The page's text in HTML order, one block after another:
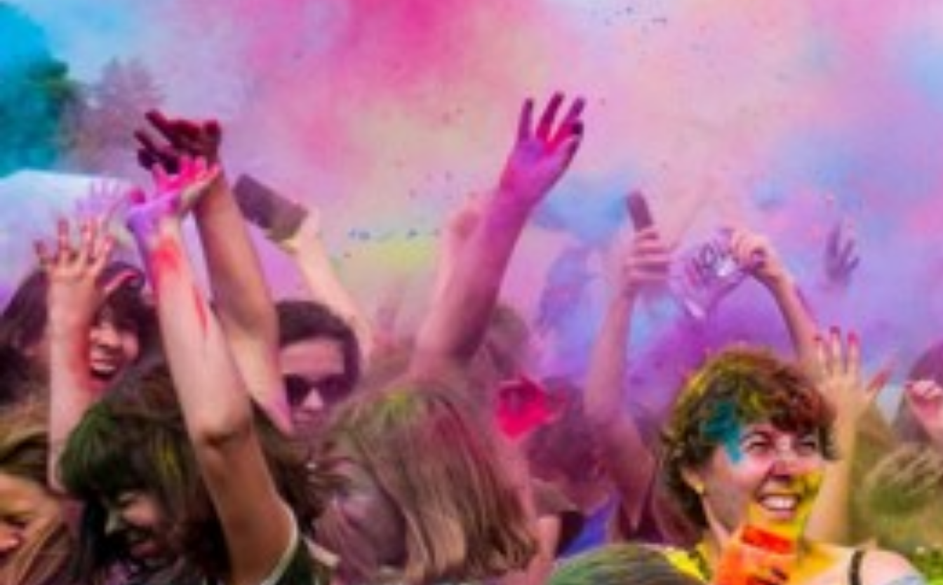
under forløbet, vil du få besked på SMS/MAIL.
HVIS du har symptomer på corona-virus, beder dig om IKKE at møde op
af hensyn til kammerater og lærer.
Afbud til hold MED betaling:
Ved et betalingshold, mister du det beløb du har indbetalt, hvis du
melder framindre end 4
Hvis VI kan sælge pladsen til en anden - eller hvis DU kan sælge din plads
til en kammerat, får du naturligvis pengene retur. Vi skal blot have
besked om ændringen, ring 72 36 40 00/#2.
Hvad kræves af dig som ung i Ungdomsskolen?
- At du har lyst til bruge din fritid sammen med venner, få NYE venner og
samtidig lære noget
- At du møder op på de hold, som du har meldt dig til
- At du melder afbud til din lærer/instruktør, hvis du en enkelt gang er
forhindret i at deltage
NB: Hvis du flere gange ikke melder afbud, så kontakter vi dine forældre,
for at få en forklaring på hvorfor.
Medindflydelse og demokrati - en vigtig del af Ungdomskolen!
Når undervisningen begynder, snakker I med læreren, om hvilke
forventninger, forudsætninger og ønsker, der er til holdet og dets
forløb.
Billeder
Vi tager ofte billeder på vores hold, som efterfølgende bliver lagt på
vores hjemmeside/facebook.
Desuden bruges billederne ofte på flyers.
ALT dette sker efter gældende regler i den nye persondatalov, GDPR.